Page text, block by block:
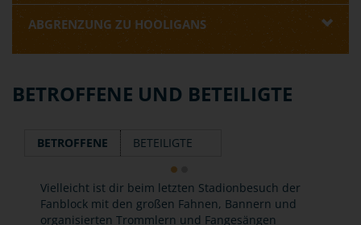
ABGRENZUNG ZU HOOLIGANS
BETROFFENE UND BETEILIGTE
BETROFFENE BETEILIGTE
Vielleicht ist dir beim letzten Stadionbesuch der
Fanblock mit den großen Fahnen, Bannern und
organisierten Trommlern und Fangesängen